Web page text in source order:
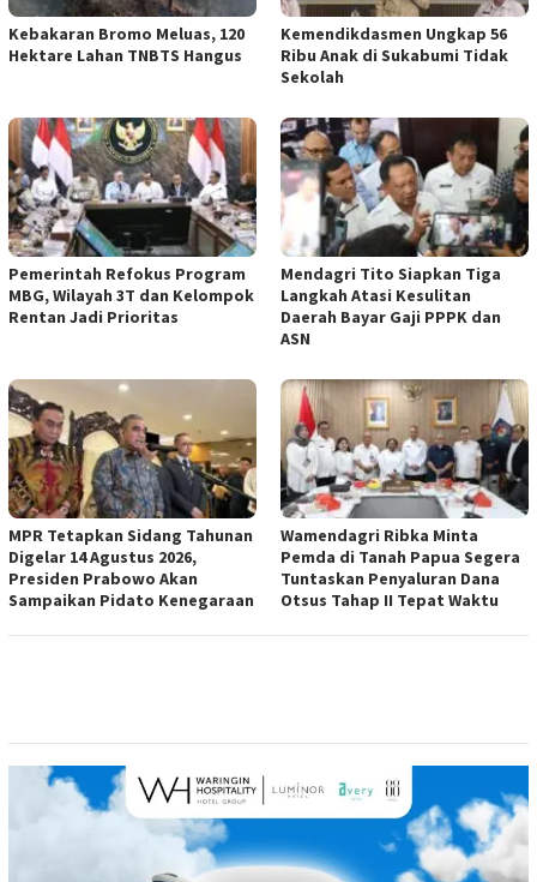
Kebakaran Bromo Meluas, 120
Hektare Lahan TNBTS Hangus
Kemendikdasmen Ungkap 56
Ribu Anak di Sukabumi Tidak
Sekolah
Pemerintah Refokus Program
MBG, Wilayah 3T dan Kelompok
Rentan Jadi Prioritas
Mendagri Tito Siapkan Tiga
Langkah Atasi Kesulitan
Daerah Bayar Gaji PPPK dan
ASN
MPR Tetapkan Sidang Tahunan
Digelar 14 Agustus 2026,
Presiden Prabowo Akan
Sampaikan Pidato Kenegaraan
Wamendagri Ribka Minta
Pemda di Tanah Papua Segera
Tuntaskan Penyaluran Dana
Otsus Tahap II Tepat Waktu